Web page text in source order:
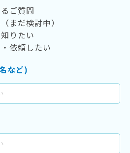
ご質問
まだ検討中）
りたい
依頼したい
など)